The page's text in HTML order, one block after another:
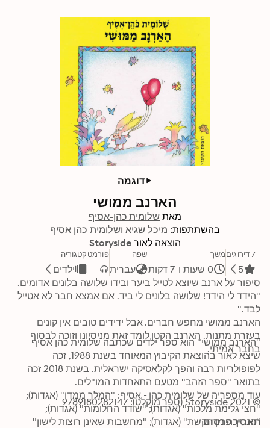
דוגמה
הארנב ממושי
מאת שלומית כהן-אסיף
בהשתתפות: מיכל שגיא ושלומית כהן אסיף
הוצאה לאור Storyside
7 דירוגים
5
משך
0 שעות ו-7 דקות
שפה
עברית
פורמטקטגוריה
ילדים
"הידד לי הידד! שלושה בלונים לי ביד. אם אמצא חבר לא אטייל
בחבר אמיתי.
© 2021 Storyside (ספר מוקלט): 9789180282147
תאריך פרסום